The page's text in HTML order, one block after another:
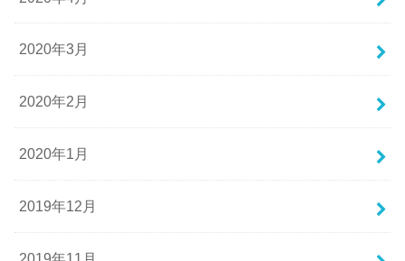
2020年3月
2020年2月
2020年1月
2019年12月